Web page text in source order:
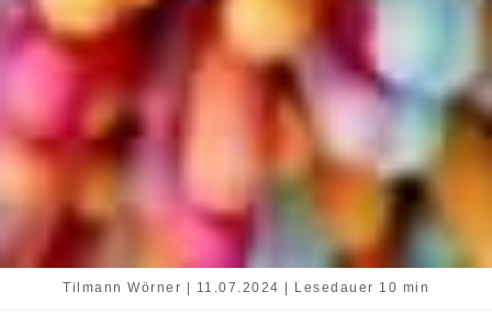
Tilmann Wörner | 11.07.2024 | Lesedauer 10 min